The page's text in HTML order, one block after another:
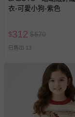
衣-可愛小狗-紫色
$312 $570
已售出 13